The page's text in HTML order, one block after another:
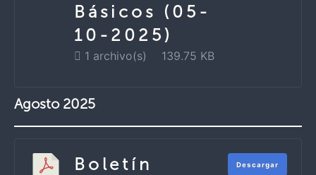
Básicos (05-
10-2025)
1 archivo(s) 139.75 KB
Agosto 2025
Boletín
Descargar